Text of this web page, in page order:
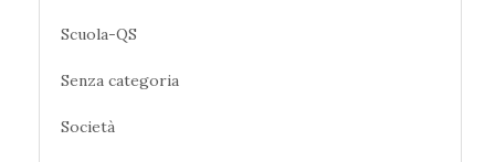
Scuola-QS
Senza categoria
Società